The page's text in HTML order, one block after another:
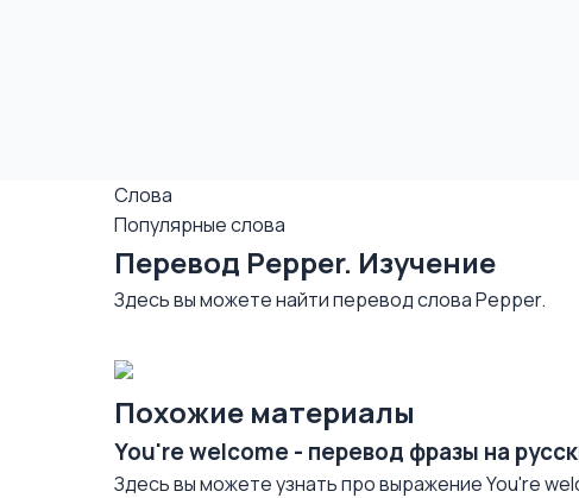
Слова
Популярные слова
Перевод Pepper. Изучение
Здесь вы можете найти перевод слова Pepper.
Похожие материалы
You're welcome - перевод фразы на
Здесь вы можете узнать про выражение You're